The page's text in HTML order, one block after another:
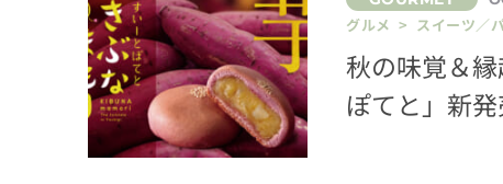
グルメ > スイーツ／
秋の味覚＆
ぽてと」新